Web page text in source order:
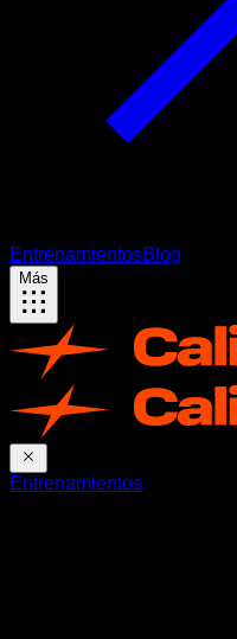
EntrenamientosBlog
Más
Entrenamientos